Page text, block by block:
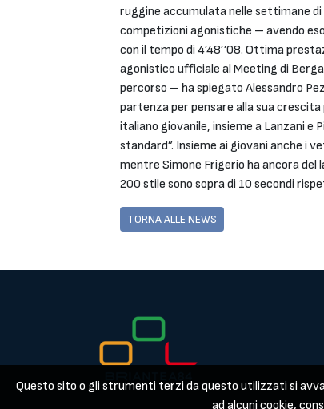
ruggine accumulata nelle settimane
competizioni agonistiche – avendo
con il tempo di 4’48’’08. Ottima
agonistico ufficiale al Meeting di
percorso – ha spiegato Alessandro
partenza per pensare alla sua
italiano giovanile, insieme a Lanzani
standard”. Insieme ai giovani anche i
mentre Simone Frigerio ha ancora del
200 stile sono sopra di 10 secondi
TORNA ALLE NEWS
Questo sito o gli strumenti terzi da questo utilizzati si
ad alcuni cookie,